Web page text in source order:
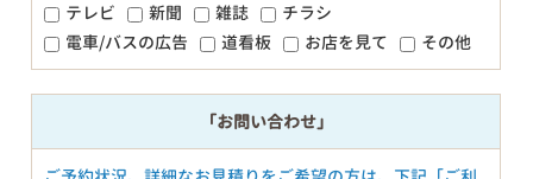
テレビ
新聞 雑誌
チラシ
電車/バスの広告
道看板 お店を見て その他
「お問い合わせ」